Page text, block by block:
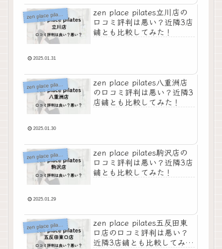
z
zen place pilates立川店の
口コミ評判は悪い？近隣3店
舗とも比較してみた！
2025.01.31
z
zen place pilates八重洲店
の口コミ評判は悪い？近隣3
店舗とも比較してみた！
2025.01.30
z
zen place pilates駒沢店の
口コミ評判は悪い？近隣3店
舗とも比較してみた！
2025.01.29
z
zen place pilates五反田東
口店の口コミ評判は悪い？
近隣3店舗とも比較してみ